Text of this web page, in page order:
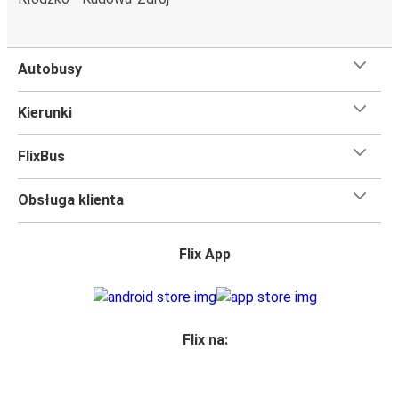
Autobusy
Kierunki
FlixBus
Obsługa klienta
Flix App
Flix na: